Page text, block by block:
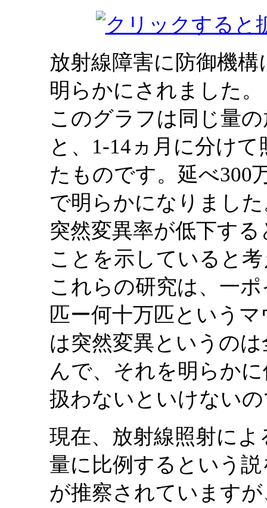
放射線障害に防御機
明らかにされました。
このグラフは同じ量
と、1-14ヵ月に分け
たものです。延べ300
で明らかになりまし
突然変異率が低下す
ことを示していると
これらの研究は、一
匹ー何十万匹という
は突然変異というの
んで、それを明らか
扱わないといけない
現在、放射線照射に
量に比例するという
が推察されています